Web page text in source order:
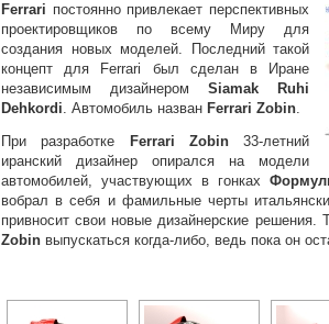
Ferrari постоянно привлекает перспективных
проектировщиков по всему Миру для
создания новых моделей. Последний такой
концепт для Ferrari был сделан в Иране
независимым дизайнером Siamak Ruhi
Dehkordi. Автомобиль назван Ferrari Zobin.
При разработке
Ferrari Zobin 33-летний
иранский дизайнер опирался на модели
автомобилей, участвующих в гонках
вобрал в себя и фамильные черты
привносит свои новые дизайнерские решения.
Zobin выпускаться когда-либо, ведь пока он